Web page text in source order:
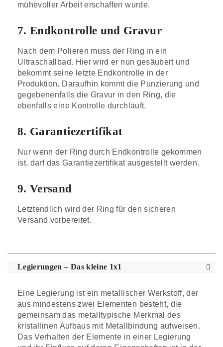
mühevoller Arbeit erschaffen wurde.
7. Endkontrolle und Gravur
Nach dem Polieren muss der Ring in ein
Ultraschallbad. Hier wird er nun gesäubert und
bekommt seine letzte Endkontrolle in der
Produktion. Daraufhin kommt die Punzierung und
gegebenenfalls die Gravur in den Ring, die
ebenfalls eine Kontrolle durchläuft.
8. Garantiezertifikat
Nur wenn der Ring durch Endkontrolle gekommen
ist, darf das Garantiezertifikat ausgestellt werden.
9. Versand
Letztendlich wird der Ring für den sicheren
Versand vorbereitet.
Legierungen – Das kleine 1x1
Eine Legierung ist ein metallischer Werkstoff, der
aus mindestens zwei Elementen besteht, die
gemeinsam das metalltypische Merkmal des
kristallinen Aufbaus mit Metallbindung aufweisen.
Das Verhalten der Elemente in einer Legierung